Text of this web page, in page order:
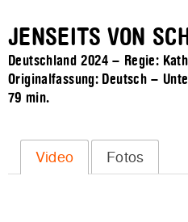
JENSEITS VON
Deutschland 2024 – Regie:
Originalfassung: Deutsch –
79 min.
Video Fotos